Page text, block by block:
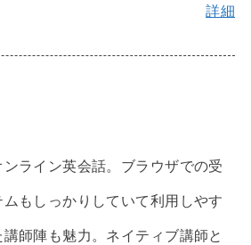
詳細
ライン英会話。ブラウザでの受
もしっかりしていて利用しやす
師陣も魅力。ネイティブ講師と